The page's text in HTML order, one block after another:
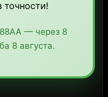
точности!
— через 8
8 августа.